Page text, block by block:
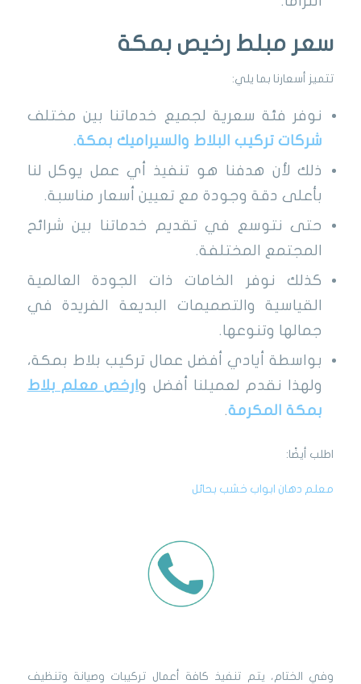
سعر مبلط رخيص بمكة
تتميز أسعارنا بما يلي:
نوفر فئة سعرية لجميع خدماتنا بين مختلف
شركات تركيب البلاط والسيراميك بمكة.
ذلك لأن هدفنا هو تنفيذ أي عمل يوكل لنا
بأعلى دقة وجودة مع تعيين أسعار مناسبة.
حتى نتوسع في تقديم خدماتنا بين شرائح
المجتمع المختلفة.
كذلك نوفر الخامات ذات الجودة العالمية
القياسية والتصميمات البديعة الفريدة في
جمالها وتنوعها.
بواسطة أيادي أفضل عمال تركيب بلاط بمكة،
ولهذا نقدم لعميلنا أفضل وارخص معلم بلاط
بمكة المكرمة.
اطلب أيضًا:
معلم دهان ابواب خشب بحائل
وفي الختام، يتم تنفيذ كافة أعمال تركيبات وصيانة وتنظيف